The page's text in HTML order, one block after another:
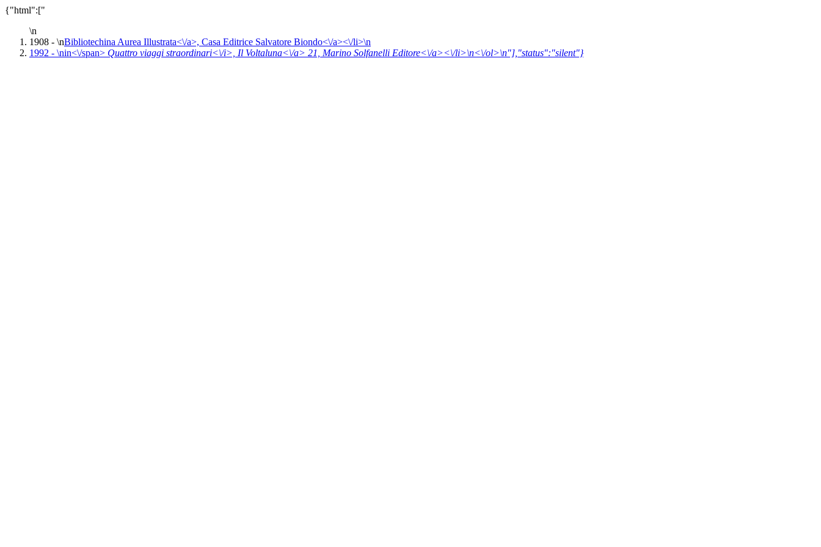
{"html":["
\n
1908 - \nBibliotechina Aurea Illustrata<\/a>, Casa Editrice Salvatore Biondo<\/a><\/li>\n
1992 - \nin<\/span> Quattro viaggi straordinari<\/i>, Il Voltaluna<\/a> 21, Marino Solfanelli Editore<\/a><\/li>\n<\/ol>\n"],"status":"silent"}